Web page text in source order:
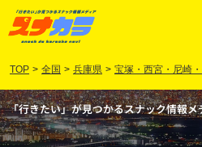
TOP > 全国 > 兵庫県 > 宝塚・西宮・尼崎
「行きたい」が見つかるスナック情報メ